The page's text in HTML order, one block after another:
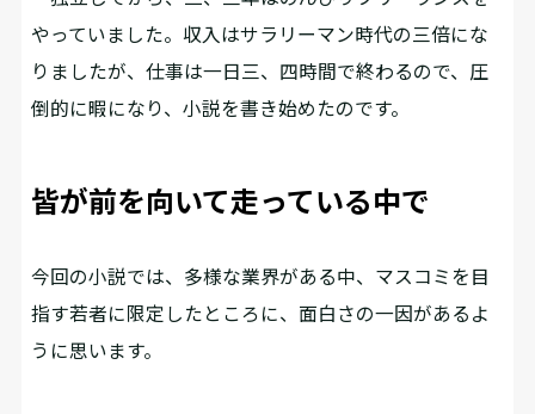
やっていました。収入はサラリーマン時代の三倍にな
りましたが、仕事は一日三、四時間で終わるので、圧
倒的に暇になり、小説を書き始めたのです。
皆が前を向いて走っている中で
――今回の小説では、多様な業界がある中、マスコミを目
指す若者に限定したところに、面白さの一因があるよ
うに思います。